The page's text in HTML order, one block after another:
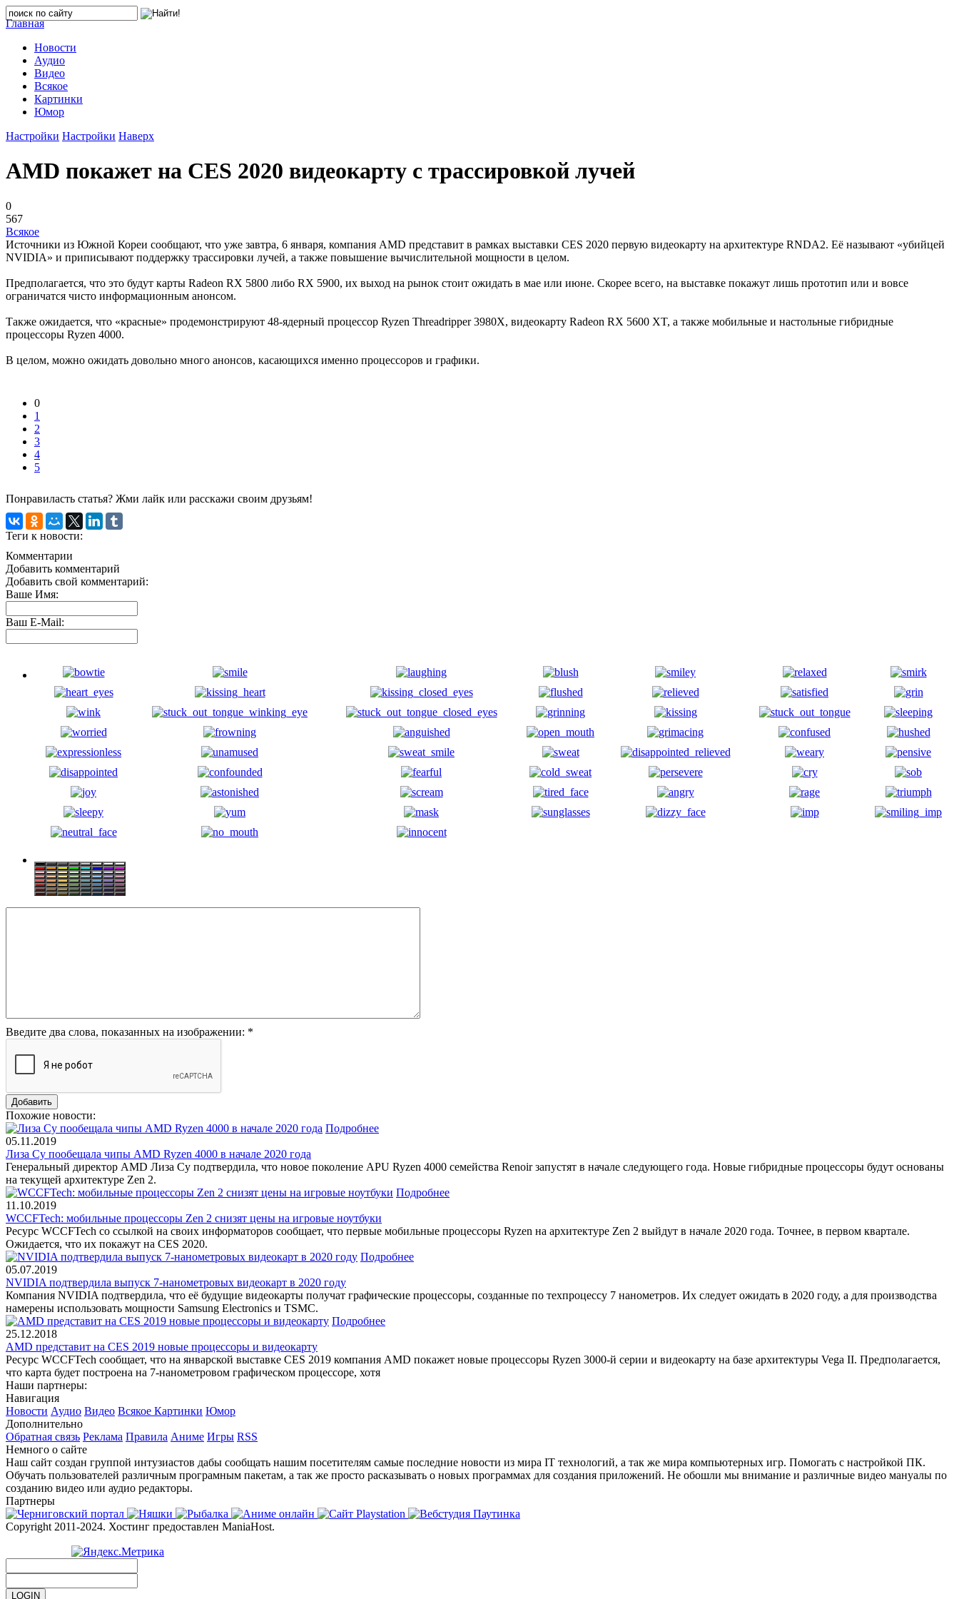
Главная
Новости
Аудио
Видео
Всякое
Картинки
Юмор
Настройки Настройки Наверх
AMD покажет на CES 2020 видеокарту с трассировкой лучей
0
567
Всякое
Источники из Южной Кореи сообщают, что уже завтра, 6 января, компания AMD представит в рамках выставки CES 2020 первую видеокарту на архитектуре RNDA2. Её называют «убийцей
NVIDIA» и приписывают поддержку трассировки лучей, а также повышение вычислительной мощности в целом.
Предполагается, что это будут карты Radeon RX 5800 либо RX 5900, их выход на рынок стоит ожидать в мае или июне. Скорее всего, на выставке покажут лишь прототип или и вовсе
ограничатся чисто информационным анонсом.
Также ожидается, что «красные» продемонстрируют 48-ядерный процессор Ryzen Threadripper 3980X, видеокарту Radeon RX 5600 XT, а также мобильные и настольные гибридные
процессоры Ryzen 4000.
В целом, можно ожидать довольно много анонсов, касающихся именно процессоров и графики.
0
1
2
3
4
5
Понравиласть статья? Жми лайк или расскажи своим друзьям!
Теги к новости:
Комментарии
Добавить комментарий
Добавить свой комментарий:
Ваше Имя:
Ваш E-Mail:
Введите два слова, показанных на изображении: *
Похожие новости:
Подробнее
05.11.2019
Лиза Су пообещала чипы AMD Ryzen 4000 в начале 2020 года
Генеральный директор AMD Лиза Су подтвердила, что новое поколение APU Ryzen 4000 семейства Renoir запустят в начале следующего года. Новые гибридные процессоры будут основаны
на текущей архитектуре Zen 2.
Подробнее
11.10.2019
WCCFTech: мобильные процессоры Zen 2 снизят цены на игровые ноутбуки
Ресурс WCCFTech со ссылкой на своих информаторов сообщает, что первые мобильные процессоры Ryzen на архитектуре Zen 2 выйдут в начале 2020 года. Точнее, в первом квартале.
Ожидается, что их покажут на CES 2020.
Подробнее
05.07.2019
NVIDIA подтвердила выпуск 7-нанометровых видеокарт в 2020 году
Компания NVIDIA подтвердила, что её будущие видеокарты получат графические процессоры, созданные по техпроцессу 7 нанометров. Их следует ожидать в 2020 году, а для производства
намерены использовать мощности Samsung Electronics и TSMC.
Подробнее
25.12.2018
AMD представит на CES 2019 новые процессоры и видеокарту
Ресурс WCCFTech сообщает, что на январской выставке CES 2019 компания AMD покажет новые процессоры Ryzen 3000-й серии и видеокарту на базе архитектуры Vega II. Предполагается,
что карта будет построена на 7-нанометровом графическом процессоре, хотя
Наши партнеры:
Навигация
Новости Аудио Видео Всякое Картинки Юмор
Дополнительно
Обратная связь Реклама Правила Аниме Игры RSS
Немного о сайте
Наш сайт создан группой интузиастов дабы сообщать нашим посетителям самые последние новости из мира IT технологий, а так же мира компьютерных игр. Помогать с настройкой ПК.
Обучать пользователей различным програмным пакетам, а так же просто расказывать о новых программах для создания приложений. Не обошли мы внимание и различные видео мануалы по
созданию видео или аудио редакторы.
Партнеры
Copyright 2011-2024. Хостинг предоставлен ManiaHost.